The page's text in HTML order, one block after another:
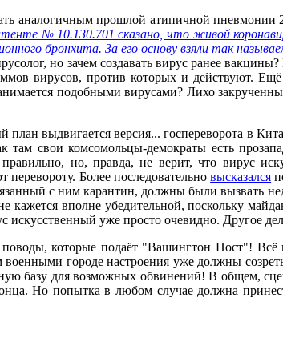
прошлой атипичной пневмонии
№ 10.130.701 сказано, что живой
бронхита. За его основу взяли так
но зачем создавать вирус ранее
вирусов, против которых и действуют.
подобными вирусами? Лихо
план выдвигается версия... госпереворота в
свои комсомольцы-демократы есть
но, правда, не верит, что вирус
перевороту. Более последовательновысказался
с ним карантин, должны были вызвать
кажется вполне убедительной, поскольку
уже просто очевидно. Другое
которые подаёт "Вашингтон Пост"!
городе настроения уже должны
базу для возможных обвинений! В общем,
Но попытка в любом случае должна